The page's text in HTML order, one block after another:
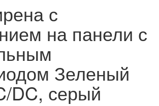
с
на панели с
Зеленый
DC, серый